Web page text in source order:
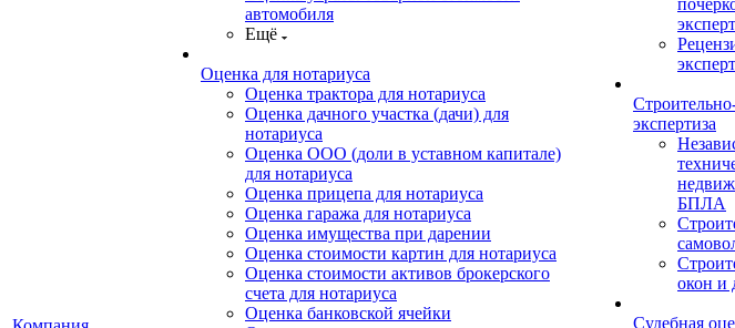
автомобиля
Ещё
Оценка для нотариуса
Оценка трактора для нотариуса
Оценка дачного участка (дачи) для
нотариуса
Оценка ООО (доли в уставном капитале)
для нотариуса
Оценка прицепа для нотариуса
Оценка гаража для нотариуса
Оценка имущества при дарении
Оценка стоимости картин для нотариуса
Оценка стоимости активов брокерского
счета для нотариуса
Оценка банковской ячейки
экспертиза
БПЛА
окон и
Судебная